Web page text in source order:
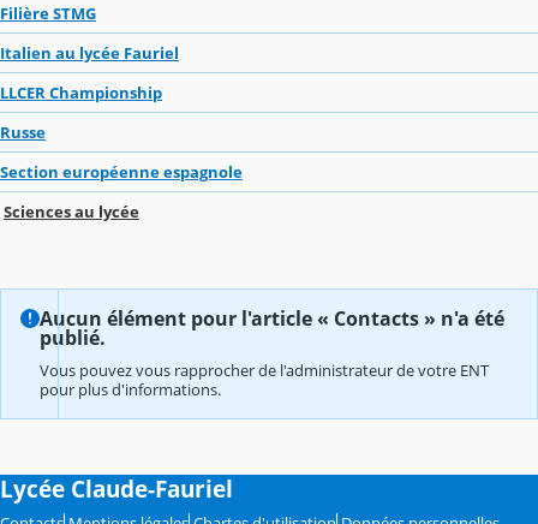
Filière STMG
Italien au lycée Fauriel
LLCER Championship
Russe
Section européenne espagnole
Sciences au lycée
Aucun élément pour l'article « Contacts » n'a été
publié.
Vous pouvez vous rapprocher de l'administrateur de votre ENT
pour plus d'informations.
Lycée Claude-Fauriel